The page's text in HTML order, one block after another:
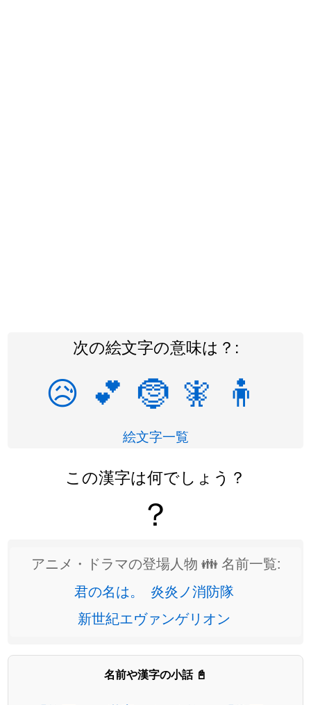
次の絵文字の意味は？:
😥 💕 🤶 🧚 🧍
絵文字一覧
この漢字は何でしょう？
？
アニメ・ドラマの登場人物 👪 名前一覧:
君の名は。
炎炎ノ消防隊
新世紀エヴァンゲリオン
名前や漢字の小話 📓